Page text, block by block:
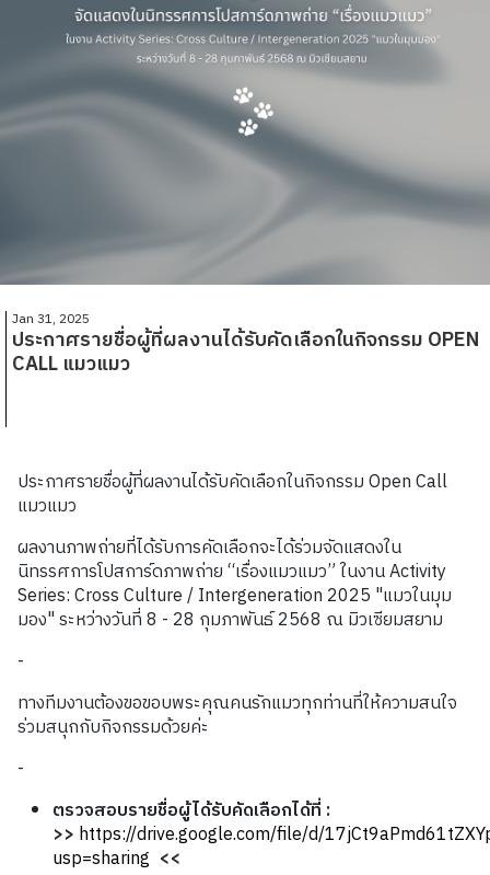
Jan 31, 2025
ประกาศรายชื่อผู้ที่ผลงานได้รับคัดเลือกในกิจกรรม OPEN
CALL แมวแมว
ประกาศรายชื่อผู้ที่ผลงานได้รับคัดเลือกในกิจกรรม Open Call
แมวแมว
ผลงานภาพถ่ายที่ได้รับการคัดเลือกจะได้ร่วมจัดแสดงใน
นิทรรศการโปสการ์ดภาพถ่าย “เรื่องแมวแมว” ในงาน Activity
Series: Cross Culture / Intergeneration 2025 "แมวในมุม
มอง" ระหว่างวันที่ 8 - 28 กุมภาพันธ์ 2568 ณ มิวเซียมสยาม
-
ทางทีมงานต้องขอขอบพระคุณคนรักแมวทุกท่านที่ให้ความสนใจ
ร่วมสนุกกับกิจกรรมด้วยค่ะ
-
ตรวจสอบรายชื่อผู้ได้รับคัดเลือกได้ที่ :
>> https://drive.google.com/file/d/
usp=sharing <<